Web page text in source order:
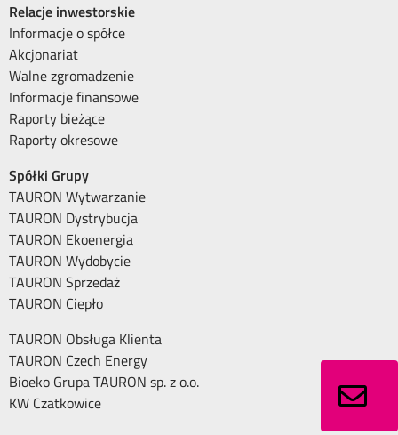
Relacje inwestorskie
Informacje o spółce
Akcjonariat
Walne zgromadzenie
Informacje finansowe
Raporty bieżące
Raporty okresowe
Spółki Grupy
TAURON Wytwarzanie
TAURON Dystrybucja
TAURON Ekoenergia
TAURON Wydobycie
TAURON Sprzedaż
TAURON Ciepło
TAURON Obsługa Klienta
TAURON Czech Energy
Bioeko Grupa TAURON sp. z o.o.
KW Czatkowice